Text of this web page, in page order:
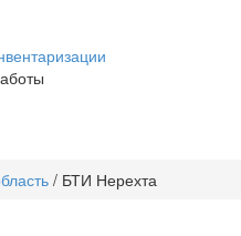
/ БТИ Нерехта